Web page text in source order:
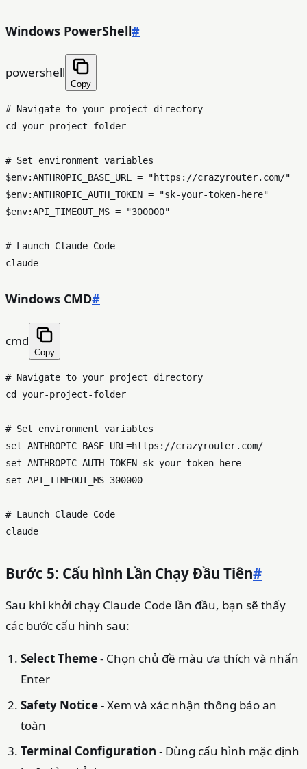
Windows PowerShell#
powershell
Copy
# Navigate to your project directory
cd your-project-folder
# Set environment variables
$env:ANTHROPIC_BASE_URL = "https://crazyrouter.com/"
$env:ANTHROPIC_AUTH_TOKEN = "sk-your-token-here"
$env:API_TIMEOUT_MS = "300000"
# Launch Claude Code
Windows CMD#
cmd
Copy
# Navigate to your project directory
cd your-project-folder
# Set environment variables
set ANTHROPIC_BASE_URL=https://crazyrouter.com/
set ANTHROPIC_AUTH_TOKEN=sk-your-token-here
set API_TIMEOUT_MS=300000
# Launch Claude Code
Bước 5: Cấu hình Lần Chạy Đầu Tiên#
Sau khi khởi chạy Claude Code lần đầu, bạn sẽ thấy
các bước cấu hình sau:
Select Theme- Chọn chủ đề màu ưa thích và nhấn
Enter
Safety Notice- Xem và xác nhận thông báo an
toàn
Terminal Configuration - Dùng cấu hình mặc định